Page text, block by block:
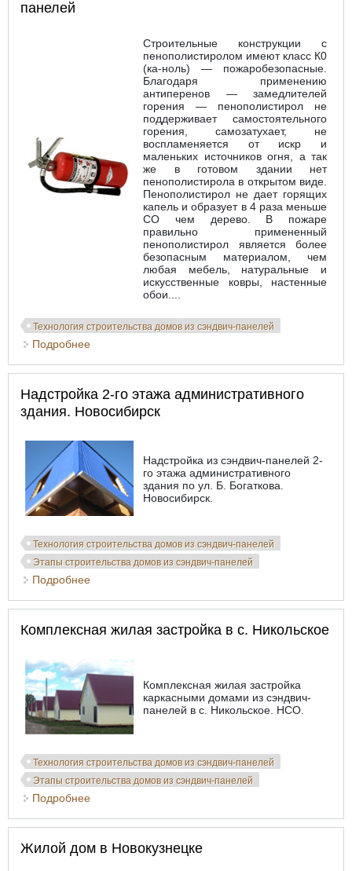
панелей
Строительные конструкции с
пенополистиролом имеют класс К0
(ка-ноль) — пожаробезопасные.
Благодаря применению
антиперенов — замедлителей
горения — пенополистирол не
поддерживает самостоятельного
горения, самозатухает, не
воспламеняется от искр и
маленьких источников огня, а так
же в готовом здании нет
пенополистирола в открытом виде.
Пенополистирол не дает горящих
капель и образует в 4 раза меньше
СО чем дерево. В пожаре
правильно примененный
пенополистирол является более
безопасным материалом, чем
любая мебель, натуральные и
искусственные ковры, настенные
обои....
Технология строительства домов из сэндвич-панелей
Подробнее
Надстройка 2-го этажа административного
здания. Новосибирск
Надстройка из сэндвич-панелей 2-
го этажа административного
здания по ул. Б. Богаткова.
Новосибирск.
Технология строительства домов из сэндвич-панелей
Этапы строительства домов из сэндвич-панелей
Подробнее
Комплексная жилая застройка в с. Никольское
Комплексная жилая застройка
каркасными домами из сэндвич-
панелей в с. Никольское. НСО.
Технология строительства домов из сэндвич-панелей
Этапы строительства домов из сэндвич-панелей
Подробнее
Жилой дом в Новокузнецке